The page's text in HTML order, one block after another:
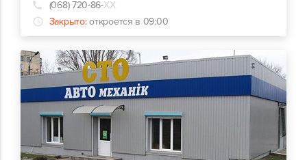
(068) 720-86-ХХ
Закрыто: откроется в 09:00